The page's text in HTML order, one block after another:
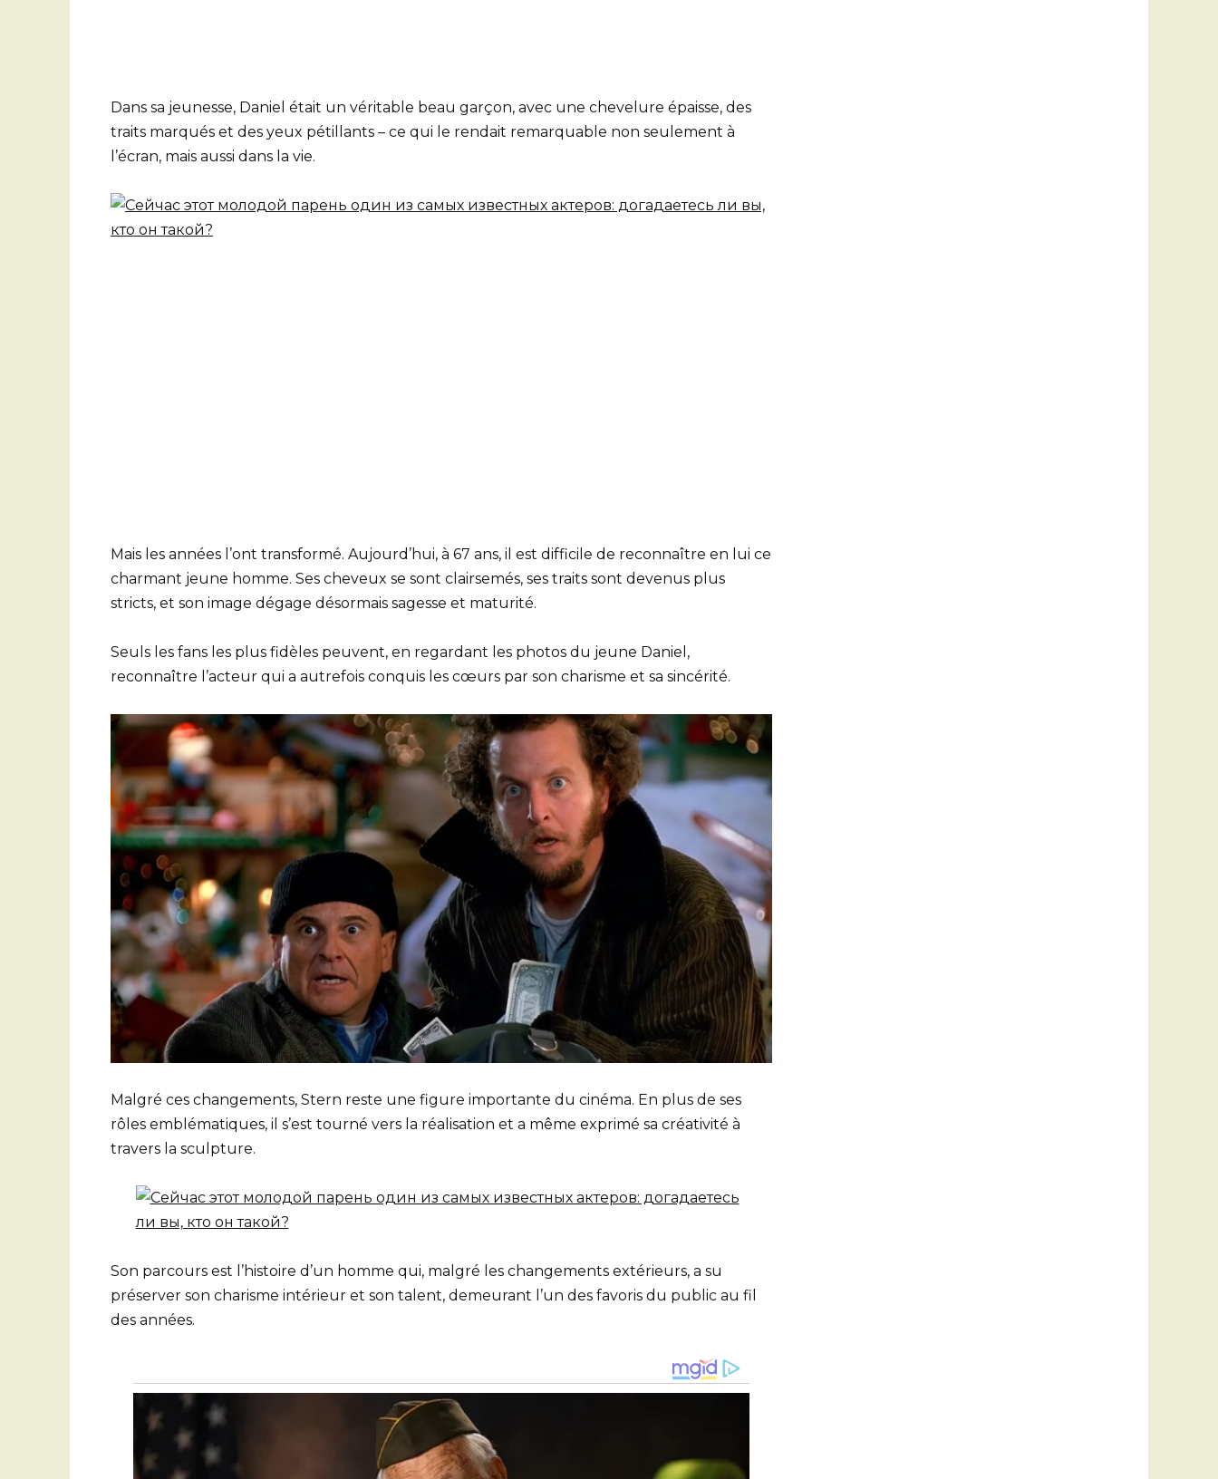
Dans sa jeunesse, Daniel était un véritable beau garçon, avec une chevelure épaisse, des
traits marqués et des yeux pétillants – ce qui le rendait remarquable non seulement à
l’écran, mais aussi dans la vie.
Mais les années l’ont transformé. Aujourd’hui, à 67 ans, il est difficile de reconnaître en lui ce
charmant jeune homme. Ses cheveux se sont clairsemés, ses traits sont devenus plus
stricts, et son image dégage désormais sagesse et maturité.
Seuls les fans les plus fidèles peuvent, en regardant les photos du jeune Daniel,
reconnaître l’acteur qui a autrefois conquis les cœurs par son charisme et sa sincérité.
Malgré ces changements, Stern reste une figure importante du cinéma. En plus de ses
rôles emblématiques, il s’est tourné vers la réalisation et a même exprimé sa créativité à
travers la sculpture.
Son parcours est l’histoire d’un homme qui, malgré les changements extérieurs, a su
préserver son charisme intérieur et son talent, demeurant l’un des favoris du public au fil
des années.